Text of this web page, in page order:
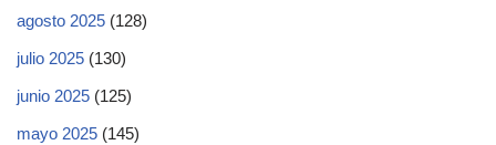
agosto 2025 (128)
julio 2025 (130)
junio 2025 (125)
mayo 2025 (145)